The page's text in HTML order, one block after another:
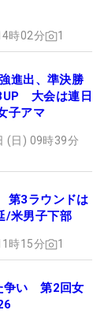
時02分 1
進出、準決勝
大会は連日
子アマ
(日) 09時39分
第3ラウンドは
/米男子下部
時15分 1
争い 第2回女